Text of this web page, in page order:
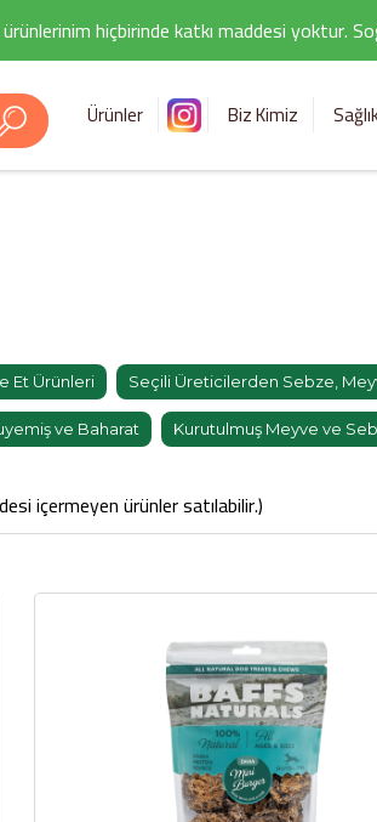
ürünlerinim hiçbirinde katkı maddesi yoktur.
Ürünler Biz Kimiz
Et Ürünleri Seçili Üreticilerden Sebze,
ve Baharat Kurutulmuş Meyve ve
içermeyen ürünler satılabilir.)